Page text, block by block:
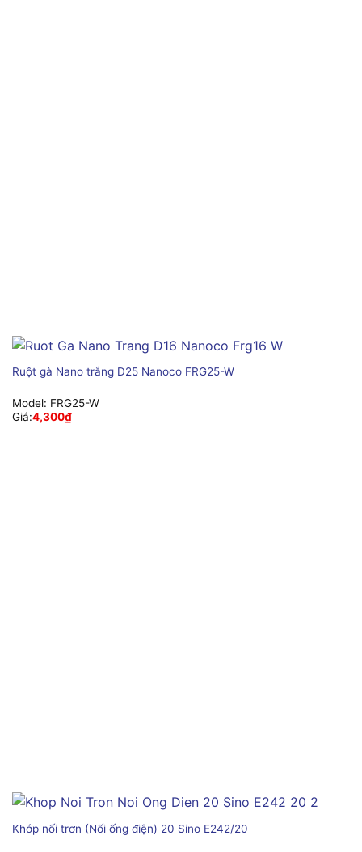
Ruột gà Nano trắng D25 Nanoco FRG25-W
Model: FRG25-W
Giá:4,300₫
Khớp nối trơn (Nối ống điện) 20 Sino E242/20